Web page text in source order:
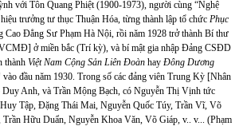
với Tôn Quang Phiệt (1900-1973), người cùng “Nghệ
trưởng tư thục Thuận Hóa, từng thành lập tổ chức Phục
Đẳng Sư Phạm Hà Nội, rồi năm 1928 trở thành Bí thư
ở miền bắc (Trí kỳ), và bí mật gia nhập Đảng CSĐD
thành Việt Nam Cộng Sản Liên Đoàn hay Đông Dương
vào đầu năm 1930. Trong số các đảng viên Trung Kỳ [Nhân
Anh, và Trần Mộng Bạch, có Nguyễn Thị Vịnh tức
Tập, Đặng Thái Mai, Nguyễn Quốc Túy, Trần Vĩ, Võ
Hữu Duẩn, Nguyễn Khoa Văn, Võ Giáp, v.. v... (Phạm